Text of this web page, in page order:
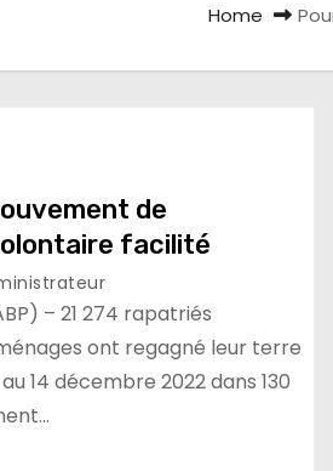
Home
de
facilité
– 21 274 rapatriés
ont regagné leur terre
14 décembre 2022 dans 130